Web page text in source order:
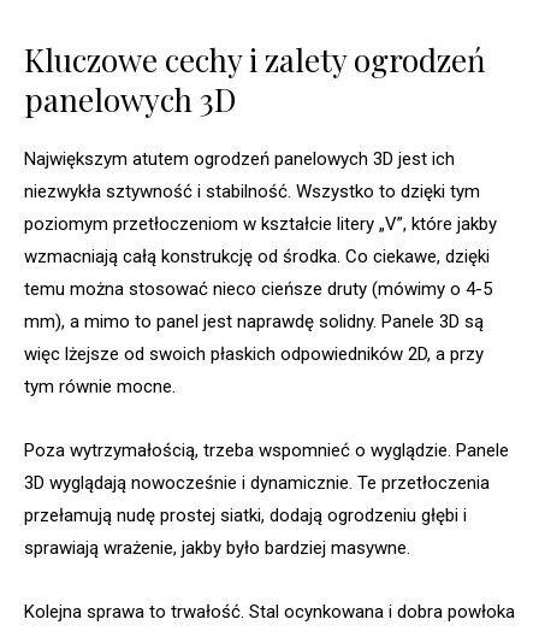
Kluczowe cechy i zalety ogrodzeń
panelowych 3D
Największym atutem ogrodzeń panelowych 3D jest ich
niezwykła sztywność i stabilność. Wszystko to dzięki tym
poziomym przetłoczeniom w kształcie litery „V”, które jakby
wzmacniają całą konstrukcję od środka. Co ciekawe, dzięki
temu można stosować nieco cieńsze druty (mówimy o 4-5
mm), a mimo to panel jest naprawdę solidny. Panele 3D są
więc lżejsze od swoich płaskich odpowiedników 2D, a przy
tym równie mocne.
Poza wytrzymałością, trzeba wspomnieć o wyglądzie. Panele
3D wyglądają nowocześnie i dynamicznie. Te przetłoczenia
przełamują nudę prostej siatki, dodają ogrodzeniu głębi i
sprawiają wrażenie, jakby było bardziej masywne.
Kolejna sprawa to trwałość. Stal ocynkowana i dobra powłoka